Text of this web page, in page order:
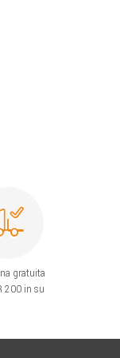
gratuita
200 in su